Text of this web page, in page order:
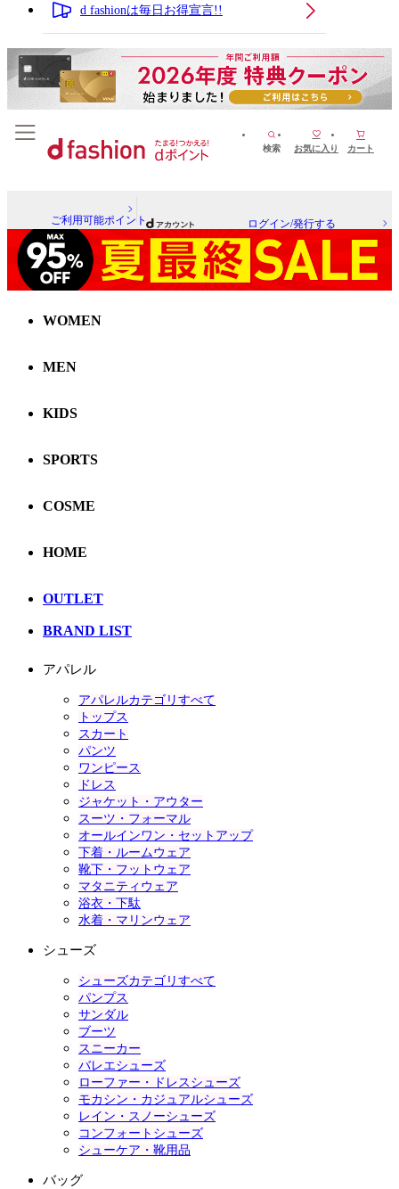
d fashionは毎日お得宣言!!
検索 お気に入り カート
ご利用可能ポイント ログイン/発行する
WOMEN
MEN
KIDS
SPORTS
COSME
HOME
OUTLET
BRAND LIST
アパレル
アパレルカテゴリすべて
トップス
スカート
パンツ
ワンピース
ドレス
ジャケット・アウター
スーツ・フォーマル
オールインワン・セットアップ
下着・ルームウェア
靴下・フットウェア
マタニティウェア
浴衣・下駄
水着・マリンウェア
シューズ
シューズカテゴリすべて
パンプス
サンダル
ブーツ
スニーカー
バレエシューズ
ローファー・ドレスシューズ
モカシン・カジュアルシューズ
レイン・スノーシューズ
コンフォートシューズ
シューケア・靴用品
バッグ